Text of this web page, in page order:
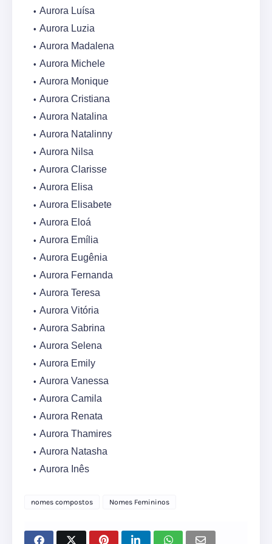
Aurora Luísa
Aurora Luzia
Aurora Madalena
Aurora Michele
Aurora Monique
Aurora Cristiana
Aurora Natalina
Aurora Natalinny
Aurora Nilsa
Aurora Clarisse
Aurora Elisa
Aurora Elisabete
Aurora Eloá
Aurora Emília
Aurora Eugênia
Aurora Fernanda
Aurora Teresa
Aurora Vitória
Aurora Sabrina
Aurora Selena
Aurora Emily
Aurora Vanessa
Aurora Camila
Aurora Renata
Aurora Thamires
Aurora Natasha
Aurora Inês
nomes compostos Nomes Femininos